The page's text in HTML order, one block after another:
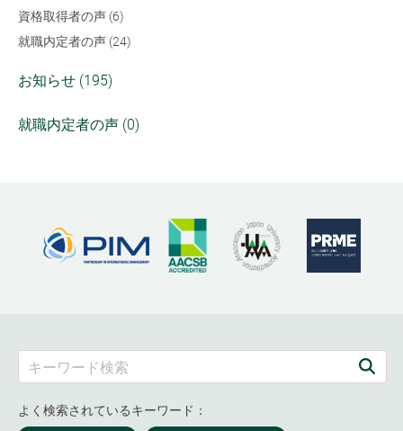
資格取得者の声 (6)
就職内定者の声 (24)
お知らせ (195)
就職内定者の声 (0)
よく検索されているキーワード：